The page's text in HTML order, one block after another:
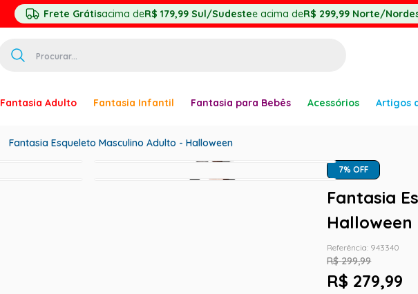
Frete Grátisacima deR$ 179,99 Sul/Sudestee acima deR$ 299,99 Norte/
Fantasia Adulto Fantasia Infantil Fantasia para Bebês Acessórios Artigos
Fantasia Esqueleto Masculino Adulto - Halloween
7% OFF
Fantasia
Halloween
Referência: 943340
R$ 299,99
R$ 279,99
º
princesa